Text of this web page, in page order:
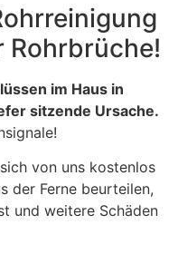
Rohrbrüche!
im Haus in
sitzende Ursache.
von uns kostenlos
der Ferne beurteilen,
und weitere Schäden